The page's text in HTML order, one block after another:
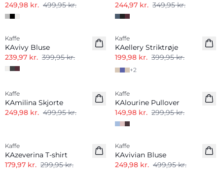
249,98 kr. 499,95 kr.
244,97 kr. 349,95 kr.
-40%
Kaffe
KAvivy Bluse
239,97 kr. 399,95 kr.
-50%
Kaffe
KAellery Striktrøje
199,98 kr. 399,95 kr.
+2
Kaffe
KAmilina Skjorte
249,98 kr. 499,95 kr.
Kaffe
KAlourine Pullover
149,98 kr. 299,95 kr.
Kaffe
KAzeverina T-shirt
179,97 kr. 299,95 kr.
-50%
Kaffe
KAvivian Bluse
249,98 kr. 499,95 kr.